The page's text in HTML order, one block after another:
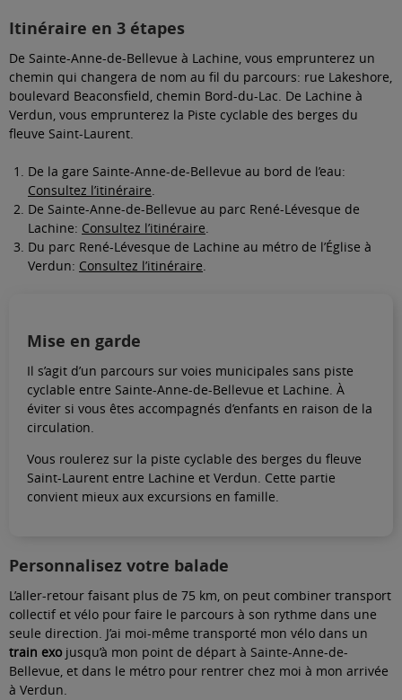
Itinéraire en 3 étapes
De Sainte-Anne-de-Bellevue à Lachine, vous emprunterez un
chemin qui changera de nom au fil du parcours: rue Lakeshore,
boulevard Beaconsfield, chemin Bord-du-Lac. De Lachine à
Verdun, vous emprunterez la Piste cyclable des berges du
fleuve Saint-Laurent.
De la gare Sainte-Anne-de-Bellevue au bord de l’eau:
Consultez l’itinéraire.
De Sainte-Anne-de-Bellevue au parc René-Lévesque de
Lachine: Consultez l’itinéraire.
Du parc René-Lévesque de Lachine au métro de l’Église à
Verdun: Consultez l’itinéraire.
Mise en garde
Il s’agit d’un parcours sur voies municipales sans piste
cyclable entre Sainte-Anne-de-Bellevue et Lachine. À
éviter si vous êtes accompagnés d’enfants en raison de la
circulation.
Vous roulerez sur la piste cyclable des berges du fleuve
Saint-Laurent entre Lachine et Verdun. Cette partie
convient mieux aux excursions en famille.
Personnalisez votre balade
L’aller-retour faisant plus de 75 km, on peut combiner transport
collectif et vélo pour faire le parcours à son rythme dans une
seule direction. J’ai moi-même transporté mon vélo dans un
train exojusqu’à mon point de départ à Sainte-Anne-de-
Bellevue, et dans le métro pour rentrer chez moi à mon arrivée
à Verdun.